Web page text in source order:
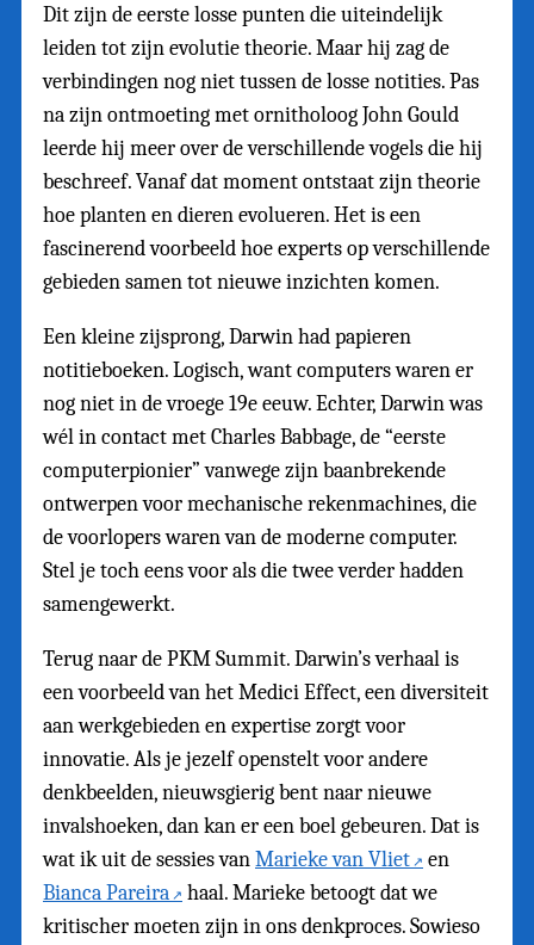
Dit zijn de eerste losse punten die uiteindelijk
leiden tot zijn evolutie theorie. Maar hij zag de
verbindingen nog niet tussen de losse notities. Pas
na zijn ontmoeting met ornitholoog John Gould
leerde hij meer over de verschillende vogels die hij
beschreef. Vanaf dat moment ontstaat zijn theorie
hoe planten en dieren evolueren. Het is een
fascinerend voorbeeld hoe experts op verschillende
gebieden samen tot nieuwe inzichten komen.
Een kleine zijsprong, Darwin had papieren
notitieboeken. Logisch, want computers waren er
nog niet in de vroege 19e eeuw. Echter, Darwin was
wél in contact met Charles Babbage, de “eerste
computerpionier” vanwege zijn baanbrekende
ontwerpen voor mechanische rekenmachines, die
de voorlopers waren van de moderne computer.
Stel je toch eens voor als die twee verder hadden
samengewerkt.
Terug naar de PKM Summit. Darwin’s verhaal is
een voorbeeld van het Medici Effect, een diversiteit
aan werkgebieden en expertise zorgt voor
innovatie. Als je jezelf openstelt voor andere
denkbeelden, nieuwsgierig bent naar nieuwe
invalshoeken, dan kan er een boel gebeuren. Dat is
wat ik uit de sessies vanMarieke van Vliet
en
Bianca Pareira
haal. Marieke betoogt dat we
kritischer moeten zijn in ons denkproces. Sowieso